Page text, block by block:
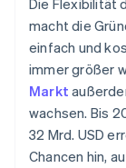
Die Flexibilität
macht die
einfach und
immer größer
Markt
wachsen. Bis
32 Mrd. USD
Chancen hin,